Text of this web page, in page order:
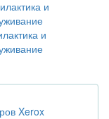
и
Xerox